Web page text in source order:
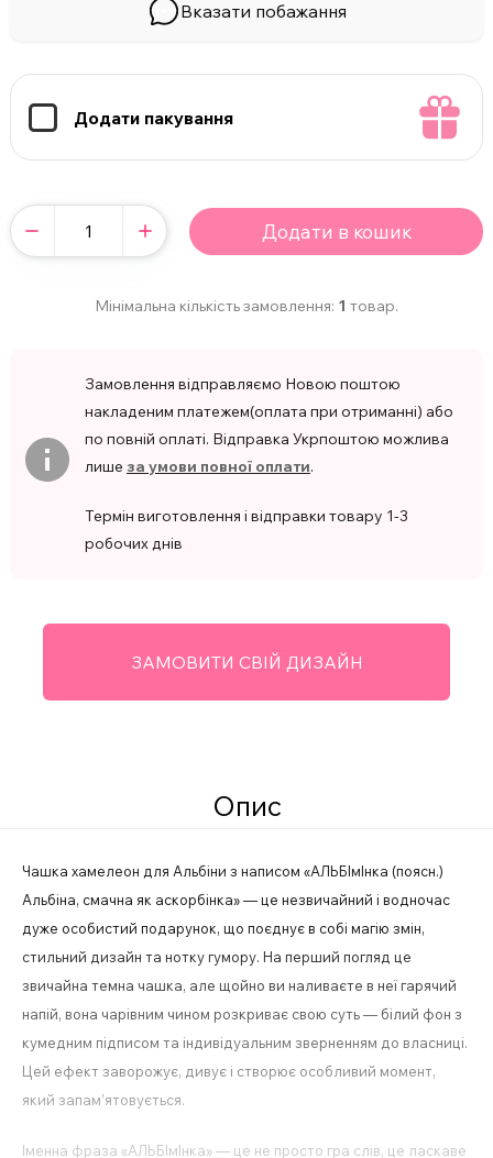
Вказати побажання
Додати пакування
Додати в кошик
Мінімальна кількість замовлення: 1 товар.
Замовлення відправляємо Новою поштою
накладеним платежем(оплата при отриманні) або
по повній оплаті. Відправка Укрпоштою можлива
лише за умови повної оплати.
Термін виготовлення і відправки товару 1-3
робочих днів
ЗАМОВИТИ СВІЙ ДИЗАЙН
Опис
Чашка хамелеон для Альбіни з написом «АЛЬБІмІнка (поясн.)
Альбіна, смачна як аскорбінка» — це незвичайний і водночас
дуже особистий подарунок, що поєднує в собі магію змін,
стильний дизайн та нотку гумору. На перший погляд це
звичайна темна чашка, але щойно ви наливаєте в неї гарячий
напій, вона чарівним чином розкриває свою суть — білий фон з
кумедним підписом та індивідуальним зверненням до власниці.
Цей ефект заворожує, дивує і створює особливий момент,
який запам’ятовується.
Іменна фраза «АЛЬБІмІнка» — це не просто гра слів, це ласкаве